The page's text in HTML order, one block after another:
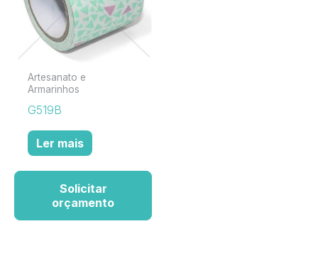
Artesanato e
Armarinhos
G519B
Ler mais
Solicitar
orçamento